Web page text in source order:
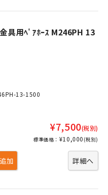
具用ﾍﾟｱﾎｰｽ M246PH 13
13-1500
¥7,500(税別)
標準価格： ¥10,000 (税別)
詳細へ
加